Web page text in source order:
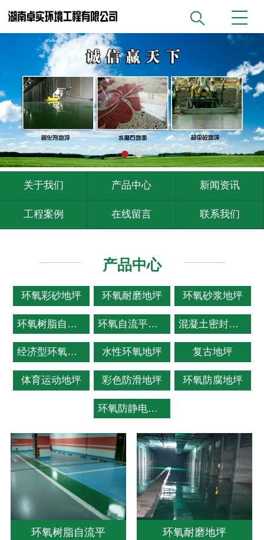
关于我们 产品中心 新闻资讯
工程案例 在线留言 联系我们
产品中心
环氧彩砂地坪 环氧耐磨地坪 环氧砂浆地坪
环氧树脂自流平 环氧自流平地坪 混凝土密封固化剂
经济型环氧薄涂地坪 水性环氧地坪 复古地坪
体育运动地坪 彩色防滑地坪 环氧防腐地坪
环氧防静电地坪
环氧树脂自流平 环氧耐磨地坪